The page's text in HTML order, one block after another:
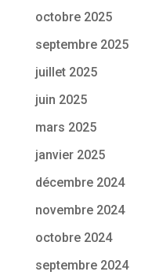
octobre 2025
septembre 2025
juillet 2025
juin 2025
mars 2025
janvier 2025
décembre 2024
novembre 2024
octobre 2024
septembre 2024